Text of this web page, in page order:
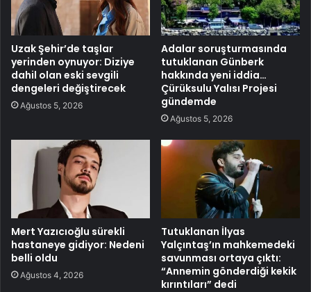
Uzak Şehir’de taşlar
yerinden oynuyor: Diziye
dahil olan eski sevgili
dengeleri değiştirecek
Ağustos 5, 2026
Adalar soruşturmasında
tutuklanan Günberk
hakkında yeni iddia…
Çürüksulu Yalısı Projesi
gündemde
Ağustos 5, 2026
Mert Yazıcıoğlu sürekli
hastaneye gidiyor: Nedeni
belli oldu
Ağustos 4, 2026
Tutuklanan İlyas
Yalçıntaş’ın mahkemedeki
savunması ortaya çıktı:
“Annemin gönderdiği kekik
kırıntıları” dedi